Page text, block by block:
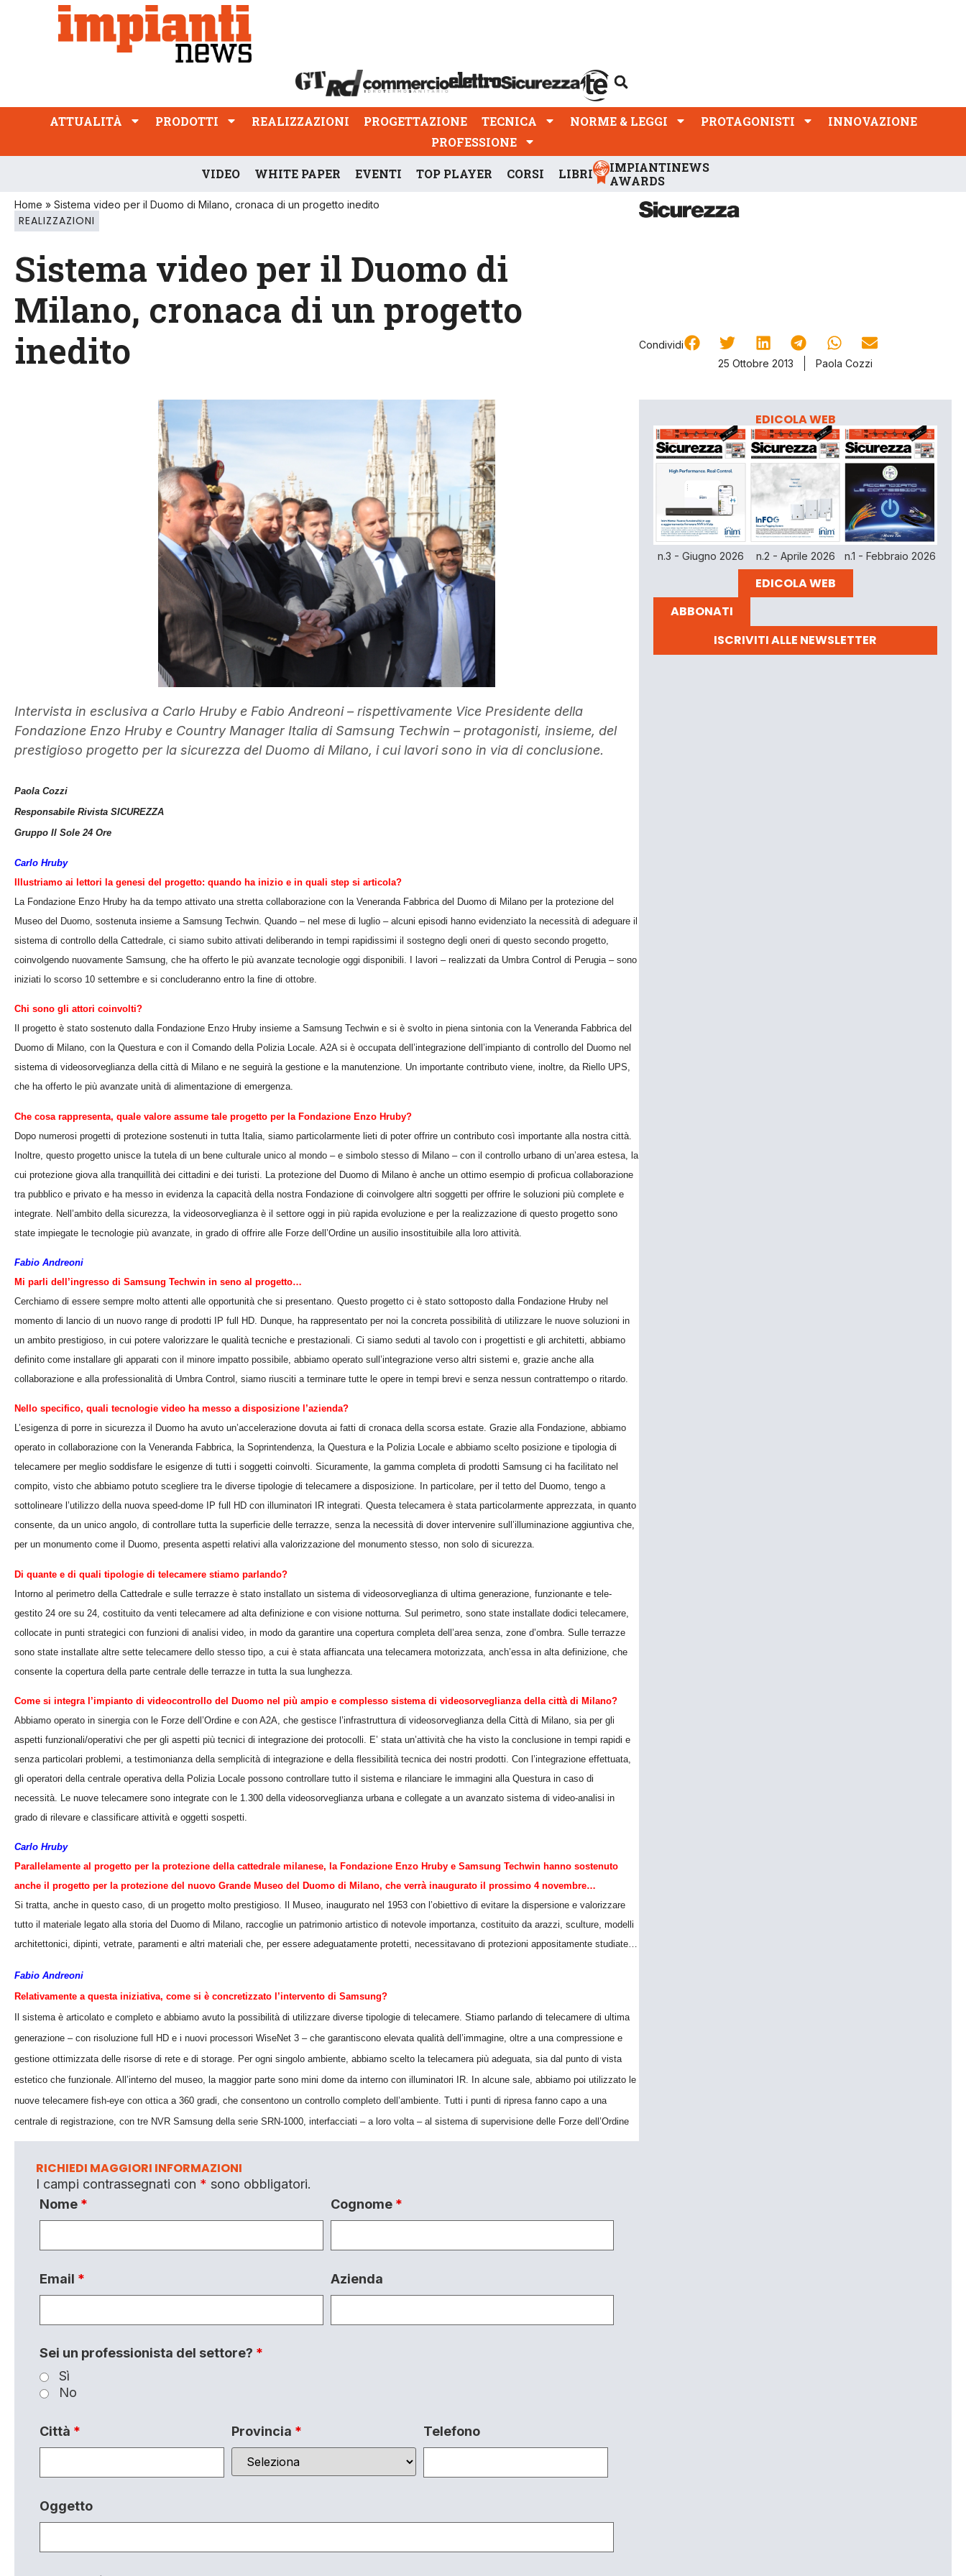
ATTUALITÀ PRODOTTI REALIZZAZIONI
PROFESSIONE
ATTUALITÀ PRODOTTI REALIZZAZIONI PROGETTAZIONE TECNICA NORME & LEGGI PROTAGONISTI
INNOVAZIONE
PROFESSIONE
VIDEO WHITE PAPER EVENTI TOP PLAYER CORSI LIBRI
IMPIANTINEWS
AWARDS
Home » Sistema video per il Duomo di Milano, cronaca di un progetto inedito
REALIZZAZIONI
Sistema video per il Duomo di
Milano, cronaca di un progetto
inedito
Condividi
25 Ottobre 2013
Paola Cozzi
Intervista in esclusiva a Carlo Hruby e Fabio Andreoni – rispettivamente Vice Presidente della
Fondazione Enzo Hruby e Country Manager Italia di Samsung Techwin – protagonisti, insieme, del
prestigioso progetto per la sicurezza del Duomo di Milano, i cui lavori sono in via di conclusione.
Paola Cozzi
Responsabile Rivista SICUREZZA
Gruppo Il Sole 24 Ore
Carlo Hruby
Illustriamo ai lettori la genesi del progetto: quando ha inizio e in quali step si articola?
La Fondazione Enzo Hruby ha da tempo attivato una stretta collaborazione con la Veneranda Fabbrica del Duomo di Milano per la protezione del
Museo del Duomo, sostenuta insieme a Samsung Techwin. Quando – nel mese di luglio – alcuni episodi hanno evidenziato la necessità di adeguare il
sistema di controllo della Cattedrale, ci siamo subito attivati deliberando in tempi rapidissimi il sostegno degli oneri di questo secondo progetto,
coinvolgendo nuovamente Samsung, che ha offerto le più avanzate tecnologie oggi disponibili. I lavori – realizzati da Umbra Control di Perugia – sono
iniziati lo scorso 10 settembre e si concluderanno entro la fine di ottobre.
Chi sono gli attori coinvolti?
Il progetto è stato sostenuto dalla Fondazione Enzo Hruby insieme a Samsung Techwin e si è svolto in piena sintonia con la Veneranda Fabbrica del
Duomo di Milano, con la Questura e con il Comando della Polizia Locale. A2A si è occupata dell’integrazione dell’impianto di controllo del Duomo nel
sistema di videosorveglianza della città di Milano e ne seguirà la gestione e la manutenzione. Un importante contributo viene, inoltre, da Riello UPS,
che ha offerto le più avanzate unità di alimentazione di emergenza.
Che cosa rappresenta, quale valore assume tale progetto per la Fondazione Enzo Hruby?
Dopo numerosi progetti di protezione sostenuti in tutta Italia, siamo particolarmente lieti di poter offrire un contributo così importante alla nostra città.
Inoltre, questo progetto unisce la tutela di un bene culturale unico al mondo – e simbolo stesso di Milano – con il controllo urbano di un’area estesa, la
cui protezione giova alla tranquillità dei cittadini e dei turisti. La protezione del Duomo di Milano è anche un ottimo esempio di proficua collaborazione
tra pubblico e privato e ha messo in evidenza la capacità della nostra Fondazione di coinvolgere altri soggetti per offrire le soluzioni più complete e
integrate. Nell’ambito della sicurezza, la videosorveglianza è il settore oggi in più rapida evoluzione e per la realizzazione di questo progetto sono
state impiegate le tecnologie più avanzate, in grado di offrire alle Forze dell’Ordine un ausilio insostituibile alla loro attività.
Fabio Andreoni
Mi parli dell’ingresso di Samsung Techwin in seno al progetto…
Cerchiamo di essere sempre molto attenti alle opportunità che si presentano. Questo progetto ci è stato sottoposto dalla Fondazione Hruby nel
momento di lancio di un nuovo range di prodotti IP full HD. Dunque, ha rappresentato per noi la concreta possibilità di utilizzare le nuove soluzioni in
un ambito prestigioso, in cui potere valorizzare le qualità tecniche e prestazionali. Ci siamo seduti al tavolo con i progettisti e gli architetti, abbiamo
definito come installare gli apparati con il minore impatto possibile, abbiamo operato sull’integrazione verso altri sistemi e, grazie anche alla
collaborazione e alla professionalità di Umbra Control, siamo riusciti a terminare tutte le opere in tempi brevi e senza nessun contrattempo o ritardo.
Nello specifico, quali tecnologie video ha messo a disposizione l’azienda?
L’esigenza di porre in sicurezza il Duomo ha avuto un’accelerazione dovuta ai fatti di cronaca della scorsa estate. Grazie alla Fondazione, abbiamo
operato in collaborazione con la Veneranda Fabbrica, la Soprintendenza, la Questura e la Polizia Locale e abbiamo scelto posizione e tipologia di
telecamere per meglio soddisfare le esigenze di tutti i soggetti coinvolti. Sicuramente, la gamma completa di prodotti Samsung ci ha facilitato nel
compito, visto che abbiamo potuto scegliere tra le diverse tipologie di telecamere a disposizione. In particolare, per il tetto del Duomo, tengo a
sottolineare l’utilizzo della nuova speed-dome IP full HD con illuminatori IR integrati. Questa telecamera è stata particolarmente apprezzata, in quanto
consente, da un unico angolo, di controllare tutta la superficie delle terrazze, senza la necessità di dover intervenire sull’illuminazione aggiuntiva che,
per un monumento come il Duomo, presenta aspetti relativi alla valorizzazione del monumento stesso, non solo di sicurezza.
Di quante e di quali tipologie di telecamere stiamo parlando?
Intorno al perimetro della Cattedrale e sulle terrazze è stato installato un sistema di videosorveglianza di ultima generazione, funzionante e tele-
gestito 24 ore su 24, costituito da venti telecamere ad alta definizione e con visione notturna. Sul perimetro, sono state installate dodici telecamere,
collocate in punti strategici con funzioni di analisi video, in modo da garantire una copertura completa dell’area senza, zone d’ombra. Sulle terrazze
sono state installate altre sette telecamere dello stesso tipo, a cui è stata affiancata una telecamera motorizzata, anch’essa in alta definizione, che
consente la copertura della parte centrale delle terrazze in tutta la sua lunghezza.
Come si integra l’impianto di videocontrollo del Duomo nel più ampio e complesso sistema di videosorveglianza della città di Milano?
Abbiamo operato in sinergia con le Forze dell’Ordine e con A2A, che gestisce l’infrastruttura di videosorveglianza della Città di Milano, sia per gli
aspetti funzionali/operativi che per gli aspetti più tecnici di integrazione dei protocolli. E’ stata un’attività che ha visto la conclusione in tempi rapidi e
senza particolari problemi, a testimonianza della semplicità di integrazione e della flessibilità tecnica dei nostri prodotti. Con l’integrazione effettuata,
gli operatori della centrale operativa della Polizia Locale possono controllare tutto il sistema e rilanciare le immagini alla Questura in caso di
necessità. Le nuove telecamere sono integrate con le 1.300 della videosorveglianza urbana e collegate a un avanzato sistema di video-analisi in
grado di rilevare e classificare attività e oggetti sospetti.
Carlo Hruby
Parallelamente al progetto per la protezione della cattedrale milanese, la Fondazione Enzo Hruby e Samsung Techwin hanno sostenuto
anche il progetto per la protezione del nuovo Grande Museo del Duomo di Milano, che verrà inaugurato il prossimo 4 novembre…
Si tratta, anche in questo caso, di un progetto molto prestigioso. Il Museo, inaugurato nel 1953 con l’obiettivo di evitare la dispersione e valorizzare
tutto il materiale legato alla storia del Duomo di Milano, raccoglie un patrimonio artistico di notevole importanza, costituito da arazzi, sculture, modelli
architettonici, dipinti, vetrate, paramenti e altri materiali che, per essere adeguatamente protetti, necessitavano di protezioni appositamente studiate…
Fabio Andreoni
Relativamente a questa iniziativa, come si è concretizzato l’intervento di Samsung?
Il sistema è articolato e completo e abbiamo avuto la possibilità di utilizzare diverse tipologie di telecamere. Stiamo parlando di telecamere di ultima
generazione – con risoluzione full HD e i nuovi processori WiseNet 3 – che garantiscono elevata qualità dell’immagine, oltre a una compressione e
gestione ottimizzata delle risorse di rete e di storage. Per ogni singolo ambiente, abbiamo scelto la telecamera più adeguata, sia dal punto di vista
estetico che funzionale. All’interno del museo, la maggior parte sono mini dome da interno con illuminatori IR. In alcune sale, abbiamo poi utilizzato le
nuove telecamere fish-eye con ottica a 360 gradi, che consentono un controllo completo dell’ambiente. Tutti i punti di ripresa fanno capo a una
centrale di registrazione, con tre NVR Samsung della serie SRN-1000, interfacciati – a loro volta – al sistema di supervisione delle Forze dell’Ordine
RICHIEDI MAGGIORI INFORMAZIONI
I campi contrassegnati con * sono obbligatori.
Nome * Cognome *
Email * Azienda
Sei un professionista del settore? *
Sì
No
Città * Provincia * Telefono
Oggetto
EDICOLA WEB
n.3 - Giugno 2026 n.2 - Aprile 2026 n.1 - Febbraio 2026
EDICOLA WEB
ABBONATI
ISCRIVITI ALLE NEWSLETTER